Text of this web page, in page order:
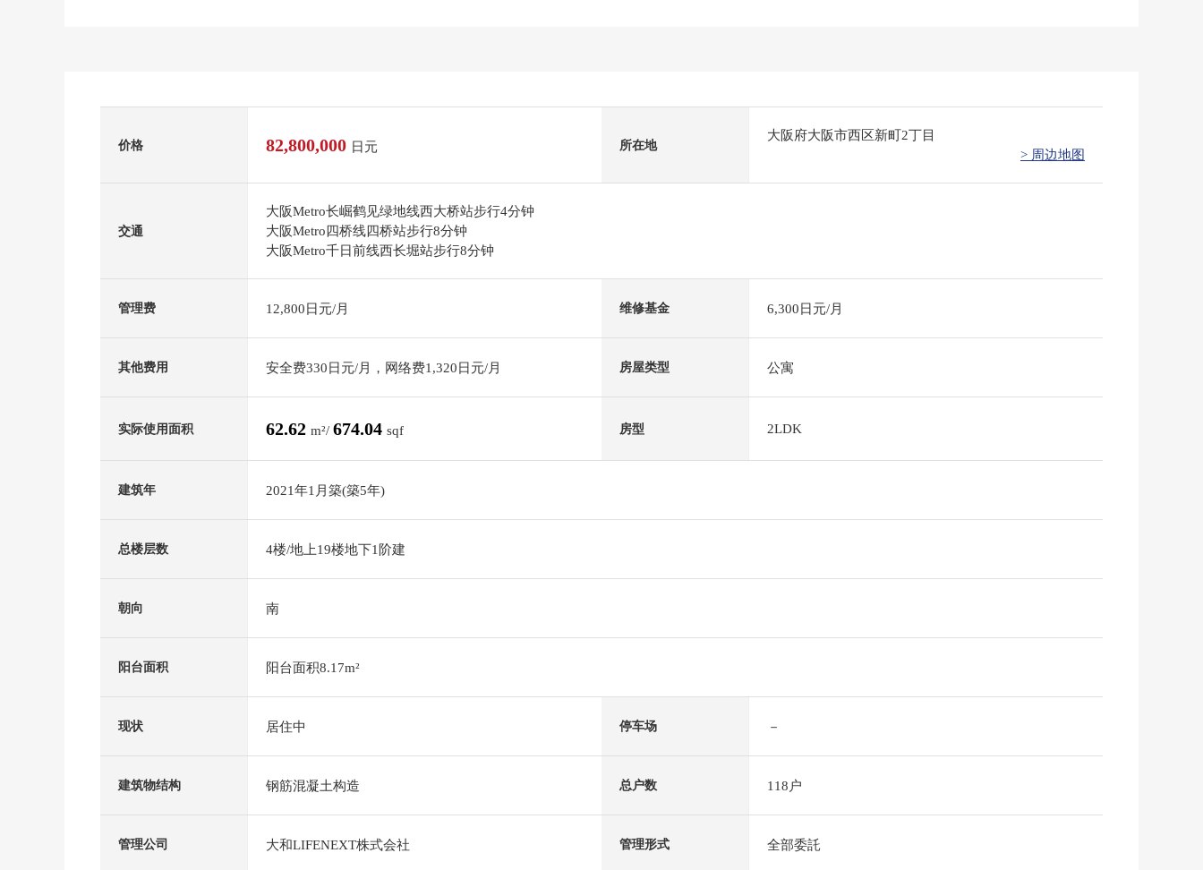
价格 82,800,000 日元 所在地
大阪府大阪市西区新町2丁目
> 周边地图
交通
大阪Metro长崛鹤见绿地线西大桥站步行4分钟
大阪Metro四桥线四桥站步行8分钟
大阪Metro千日前线西长堀站步行8分钟
管理费 12,800日元/月 维修基金 6,300日元/月
其他费用 安全费330日元/月，网络费1,320日元/月 房屋类型 公寓
实际使用面积 62.62 m²/ 674.04 sqf 房型 2LDK
建筑年 2021年1月築(築5年)
总楼层数 4楼/地上19楼地下1阶建
朝向 南
阳台面积 阳台面积8.17m²
现状 居住中 停车场 －
建筑物结构 钢筋混凝土构造 总户数 118户
管理公司 大和LIFENEXT株式会社 管理形式 全部委託